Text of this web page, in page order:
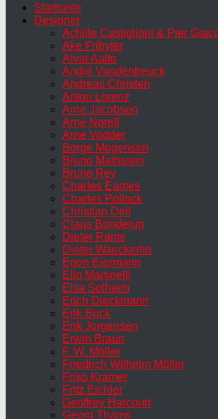
Startseite
Designer
Achille Castiglioni & Pier
Ake Fribyter
Alvar Aalto
André Vandenbeuck
Andreas Christen
Anton Lorenz
Arne Jacobsen
Arne Norell
Arne Vodder
Borge Mogensen
Bruno Mathsson
Bruno Rey
Charles Eames
Charles Pollock
Christian Dell
Claus Bonderup
Dieter Rams
Dieter Waeckerlin
Egon Eiermann
Elio Martinelli
Elsa Solheim
Erich Dieckmann
Erik Buck
Erik Jorgensen
Erwin Braun
F. W. Möller
Friedrich Wilhelm Möller
Friso Kramer
Fritz Eichler
Geoffrey Harcourt
Georg Thams